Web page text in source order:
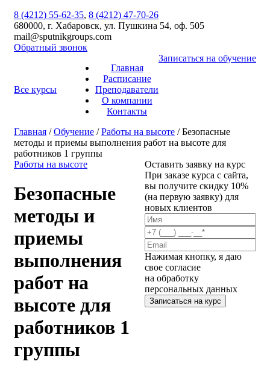
8 (4212) 55-62-35, 8 (4212) 47-70-26
680000, г. Хабаровск, ул. Пушкина 54, оф. 505
mail@sputnikgroups.com
Обратный звонок
Все курсы
Главная
Расписание
Преподаватели
О компании
Контакты
Записаться на обучение
Главная /Обучение /Работы на высоте / Безопасные
методы и приемы выполнения работ на высоте для
работников 1 группы
Работы на высоте
Безопасные
методы и
приемы
выполнения
работ на
высоте для
работников 1
группы
Оставить заявку на курс
При заказе курса с сайта,
вы получите скидку 10%
(на первую заявку) для
новых клиентов
Нажимая кнопку, я даю
свое согласие
на обработку
персональных данных
Записаться на курс